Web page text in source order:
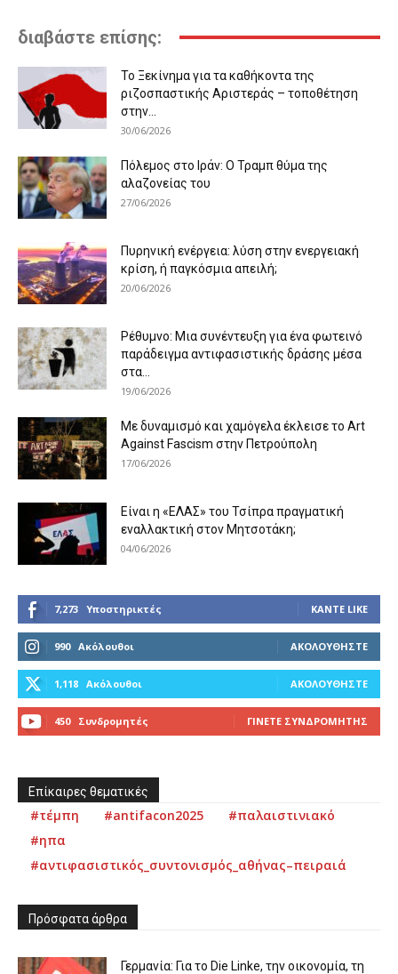
διαβάστε επίσης:
Το Ξεκίνημα για τα καθήκοντα της
ριζοσπαστικής Αριστεράς – τοποθέτηση
στην...
30/06/2026
Πόλεμος στο Ιράν: Ο Τραμπ θύμα της
αλαζονείας του
27/06/2026
Πυρηνική ενέργεια: λύση στην ενεργειακή
κρίση, ή παγκόσμια απειλή;
20/06/2026
Ρέθυμνο: Μια συνέντευξη για ένα φωτεινό
παράδειγμα αντιφασιστικής δράσης μέσα
στα...
19/06/2026
Με δυναμισμό και χαμόγελα έκλεισε το Art
Against Fascism στην Πετρούπολη
17/06/2026
Είναι η «ΕΛΑΣ» του Τσίπρα πραγματική
εναλλακτική στον Μητσοτάκη;
04/06/2026
7,273 Υποστηρικτές ΚΆΝΤΕ LIKE
990 Ακόλουθοι ΑΚΟΛΟΥΘΉΣΤΕ
1,118 Ακόλουθοι ΑΚΟΛΟΥΘΉΣΤΕ
450 Συνδρομητές ΓΊΝΕΤΕ ΣΥΝΔΡΟΜΗΤΉΣ
Επίκαιρες θεματικές
#τέμπη #antifacon2025
#παλαιστινιακό
#ηπα
#αντιφασιστικός_συντονισμός_αθήνας–πειραιά
Πρόσφατα άρθρα
Γερμανία: Για το Die Linke, την οικονομία, τη